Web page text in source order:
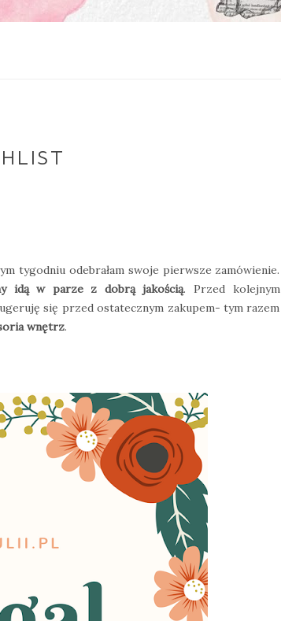
tygodniu odebrałam swoje pierwsze zamówienie.
idą w parze z dobrą jakością. Przed kolejnym
się przed ostatecznym zakupem- tym razem
wnętrz.